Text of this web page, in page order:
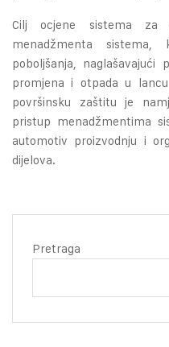
Cilj ocjene sistema za
menadžmenta
poboljšanja, naglašavajući
promjena i otpada u
površinsku zaštitu je
pristup menadžmentima
automotiv proizvodnju i
dijelova.
Pretraga